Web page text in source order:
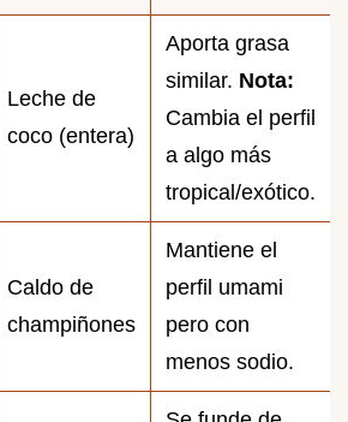
Leche de
coco (entera)
Aporta grasa
similar. Nota:
Cambia el perfil
a algo más
tropical/exótico.
Caldo de
champiñones
Mantiene el
perfil umami
pero con
menos sodio.